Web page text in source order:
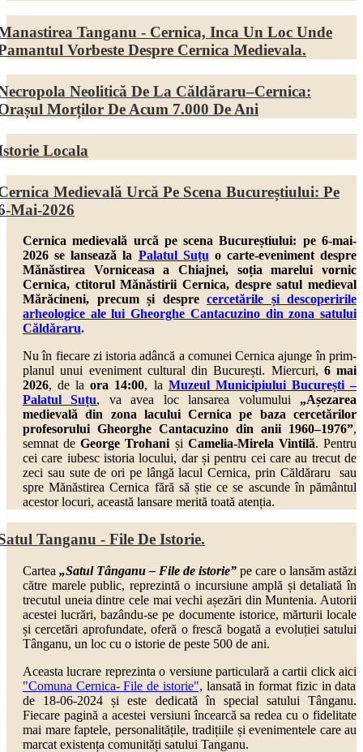
Tanganu - Cernica, Inca Un Loc Unde
Vorbeste Despre Cernica Medievala.
Neolitică De La Căldăraru–Cernica:
Morților De Acum 7.000 De Ani
Locala
Medievală Urcă Pe Scena Bucureștiului: Pe
Mai-2026
Cernica medievală urcă pe scena Bucureștiului: pe 6-mai-
2026 se lansează la Palatul Suțu o carte-eveniment despre
Mănăstirea Vorniceasa a Chiajnei, soția marelui vornic
Cernica, ctitorul Mănăstirii Cernica, despresatul medieval
Mărăcineni, precum și despre cercetările și descoperirile
arheologice ale lui Gheorghe Cantacuzino din zona satului
Căldăraru.
Nu în fiecare zi istoria adâncă a comunei Cernica ajunge în prim-
planul unui eveniment cultural din București. Miercuri, 6 mai
2026, de laora 14:00, la Muzeul Municipiului București –
Palatul Suțu, va avea loc lansarea volumului „Așezarea
medievală din zona lacului Cernica pe baza cercetărilor
profesorului Gheorghe Cantacuzino din anii 1960–1976”,
semnat deGeorge Trohani și Camelia-Mirela Vintilă. Pentru
cei care iubesc istoria locului, dar și pentru cei care au trecut de
zeci sau sute de ori pe lângă lacul Cernica, prin Căldăraru sau
spre Mănăstirea Cernica fără să știe ce se ascunde în pământul
acestor locuri, această lansare merită toată atenția.
Tanganu - File De Istorie.
Cartea „Satul Tânganu – File de istorie” pe care o lansăm astăzi
către marele public, reprezintă o incursiune amplă și detaliată în
trecutul uneia dintre cele mai vechi așezări din Muntenia. Autorii
acestei lucrări, bazându-se pe documente istorice, mărturii locale
și cercetări aprofundate, oferă o frescă bogată a evoluției satului
Tânganu, un loc cu o istorie de peste 500 de ani.
Aceasta lucrare reprezinta o versiune particulară a cartii click aici
"Comuna Cernica- File de istorie", lansată in format fizic in data
de 18-06-2024 și este dedicată în special satului Tânganu.
Fiecare pagină a acestei versiuni încearcă sa redea cu o fidelitate
mai mare faptele, personalitățile, tradițiile și evenimentele care au
marcat existența comunități satului Tanganu.